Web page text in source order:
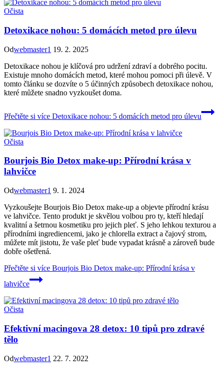
Očista
Detoxikace nohou: 5 domácích metod pro úlevu
Odwebmaster1 19. 2. 2025
Detoxikace nohou je klíčová pro udržení zdraví a dobrého pocitu.
Existuje mnoho domácích metod, které mohou pomoci při úlevě. V
tomto článku se dozvíte o 5 účinných způsobech detoxikace nohou,
které můžete snadno vyzkoušet doma.
Přečtěte si více Detoxikace nohou: 5 domácích metod pro úlevu
Očista
Bourjois Bio Detox make-up: Přírodní krása v
lahvičce
Odwebmaster1 9. 1. 2024
Vyzkoušejte Bourjois Bio Detox make-up a objevte přírodní krásu
ve lahvičce. Tento produkt je skvělou volbou pro ty, kteří hledají
kvalitní a šetrnou kosmetiku pro jejich pleť. S jeho lehkou texturou a
přírodními ingrediencemi, jako je chlorella extract a čajový strom,
můžete mít jistotu, že vaše pleť bude vypadat krásně a zároveň bude
dobře ošetřená.
Přečtěte si více Bourjois Bio Detox make-up: Přírodní krása v
lahvičce
Očista
Efektivní macingova 28 detox: 10 tipů pro zdravé
tělo
Odwebmaster1 22. 7. 2022